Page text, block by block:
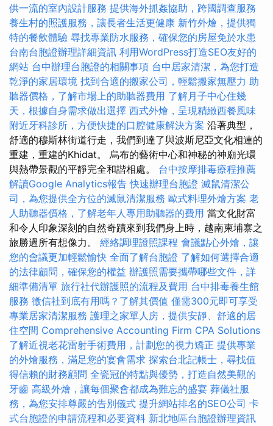
供一流的室內設計服務 提供海外抓姦協助，跨國調查服務
養生村的照護服務，讓長者生活更健康 新竹外燴，提供獨
特的餐飲體驗 尋找專業防水服務，確保您的房屋免於水患
台南台胞證辦理詳細資訊 利用WordPress打造SEO友好的
網站 台中辦理台胞證的相關事項 台中居家清潔，為您打造
乾淨的家居環境 找到合適的搬家公司，輕鬆搬家無壓力 助
聽器價格，了解市場上的助聽器費用 了解月子中心住幾
天，根據自身需求做出選擇 西式外燴，呈現精緻西餐風味
附近牙科診所，方便快捷的口腔健康解決方案 沿著典型，
舒適的穆斯林街道行走，我們到達了與波斯尼亞文化相連的
重建，重建的Khidat。 烏布的藝術中心和神秘的神廟光環
與熱帶景觀的平靜完全和諧相處。 台中按摩排毒療程推薦
解讀Google Analytics報告 快速辦理台胞證 滅鼠清潔公
司，為您提供全方位的滅鼠清潔服務 歐式料理外燴方案 老
人助聽器價格，了解老年人專用助聽器的費用 當文化財富
和令人印象深刻的自然奇蹟來到我們身上時，越南柬埔寨之
旅勝過所有想像力。 經絡調理證照課程 會議點心外燴，讓
您的會議更加輕鬆愉快 全面了解台胞證 了解如何選擇合適
的法律顧問，確保您的權益 辦護照需要攜帶哪些文件，詳
細準備清單 旅行社代辦護照的流程及費用 台中排毒養生館
服務 徵信社到底有用嗎？了解其價值 僅需300元即可享受
專業居家清潔服務 護理之家單人房，提供安靜、舒適的居
住空間 Comprehensive Accounting Firm CPA Solutions
了解近視老花雷射手術費用，計劃您的視力矯正 提供專業
的外燴服務，滿足您的宴會需求 探索台北記帳士，尋找值
得信賴的財務顧問 全瓷冠的特點與優勢，打造自然美觀的
牙齒 高級外燴，讓每個聚會都成為難忘的盛宴 葬儀社服
務，為您安排尊嚴的告別儀式 提升網站排名的SEO公司 卡
式台胞證的申請流程和必要資料 新北地區台胞證辦理資訊